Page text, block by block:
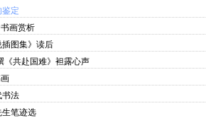
鉴定
书画赏析
插图集》读后
《共赴国难》袒露心声
书法
生笔迹选